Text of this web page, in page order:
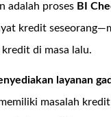
adalah proses BI
kredit
di masa lalu.
layanan
masalah